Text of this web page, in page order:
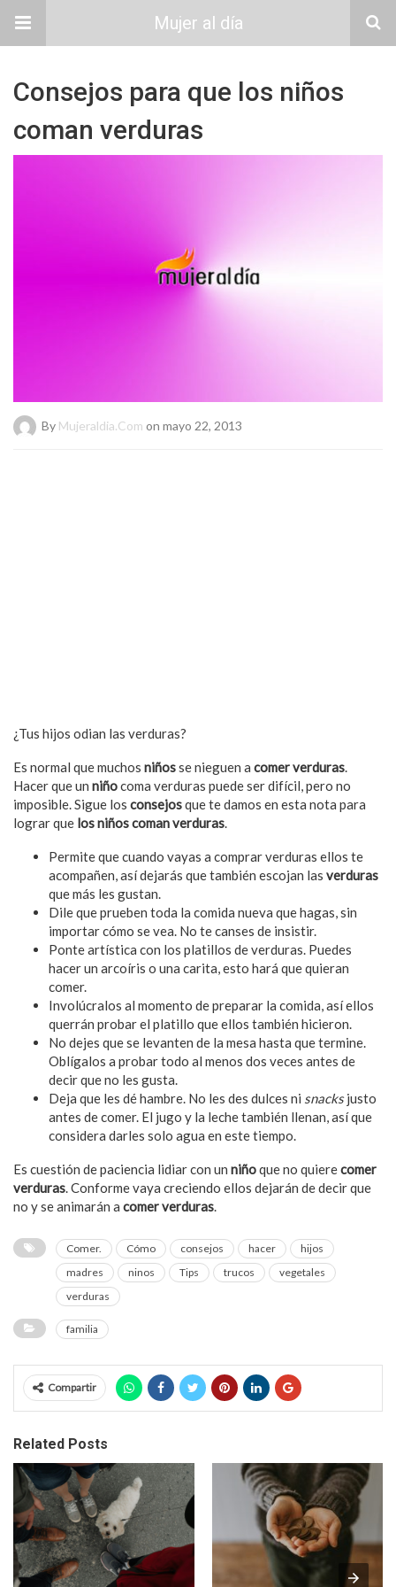
Mujer al día
Consejos para que los niños
coman verduras
By Mujeraldia.com on mayo 22, 2013
¿Tus hijos odian las verduras?
Es normal que muchos niñosse nieguen a comer verduras.
Hacer que un niñocoma verduras puede ser difícil, pero no
imposible. Sigue los consejosque te damos en esta nota para
lograr que los niños coman verduras.
Permite que cuando vayas a comprar verduras ellos te
acompañen, así dejarás que también escojan las verduras
que más les gustan.
Dile que prueben toda la comida nueva que hagas, sin
importar cómo se vea. No te canses de insistir.
Ponte artística con los platillos de verduras. Puedes
hacer un arcoíris o una carita, esto hará que quieran
comer.
Involúcralos al momento de preparar la comida, así ellos
querrán probar el platillo que ellos también hicieron.
No dejes que se levanten de la mesa hasta que termine.
Oblígalos a probar todo al menos dos veces antes de
decir que no les gusta.
Deja que les dé hambre. No les des dulces ni snacksjusto
antes de comer. El jugo y la leche también llenan, así que
considera darles solo agua en este tiempo.
Es cuestión de paciencia lidiar con un niñoque no quierecomer
verduras. Conforme vaya creciendo ellos dejarán de decir que
no y se animarán a comer verduras.
Comer. Cómo consejos hacer
hijos
madres
ninos Tips trucos
vegetales
verduras
familia
Compartir
Related Posts